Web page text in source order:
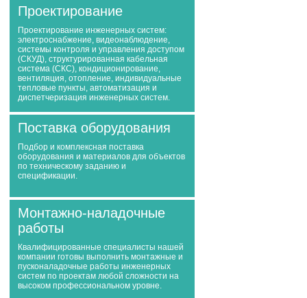
Проектирование
Проектирование инженерных систем:
электроснабжение, видеонаблюдение,
системы контроля и управления доступом
(СКУД), структурированная кабельная
система (СКС), кондиционирование,
вентиляция, отопление, индивидуальные
тепловые пункты, автоматизация и
диспетчеризация инженерных систем.
Поставка оборудования
Подбор и комплексная поставка
оборудования и материалов для объектов
по техническому заданию и
спецификации.
Монтажно-наладочные
работы
Квалифицированные специалисты нашей
компании готовы выполнить монтажные и
пусконаладочные работы инженерных
систем по проектам любой сложности на
высоком профессиональном уровне.